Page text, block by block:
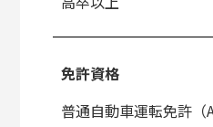
免許資格
普通自動車運転免許（